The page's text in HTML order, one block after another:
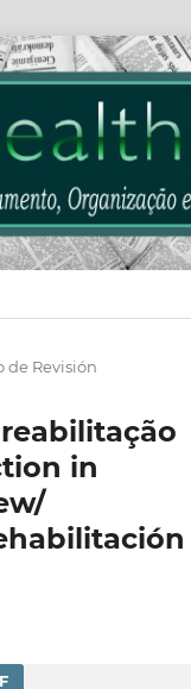
de Revisión
in